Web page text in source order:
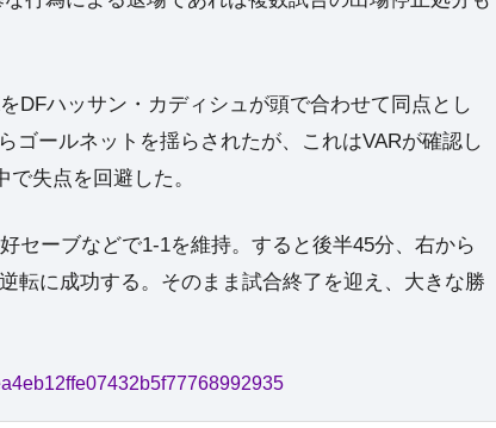
DFハッサン・カディシュが頭で合わせて同点とし
ゴールネットを揺らされたが、これはVARが確認し
失点を回避した。
セーブなどで1-1を維持。すると後半45分、右から
転に成功する。そのまま試合終了を迎え、大きな勝